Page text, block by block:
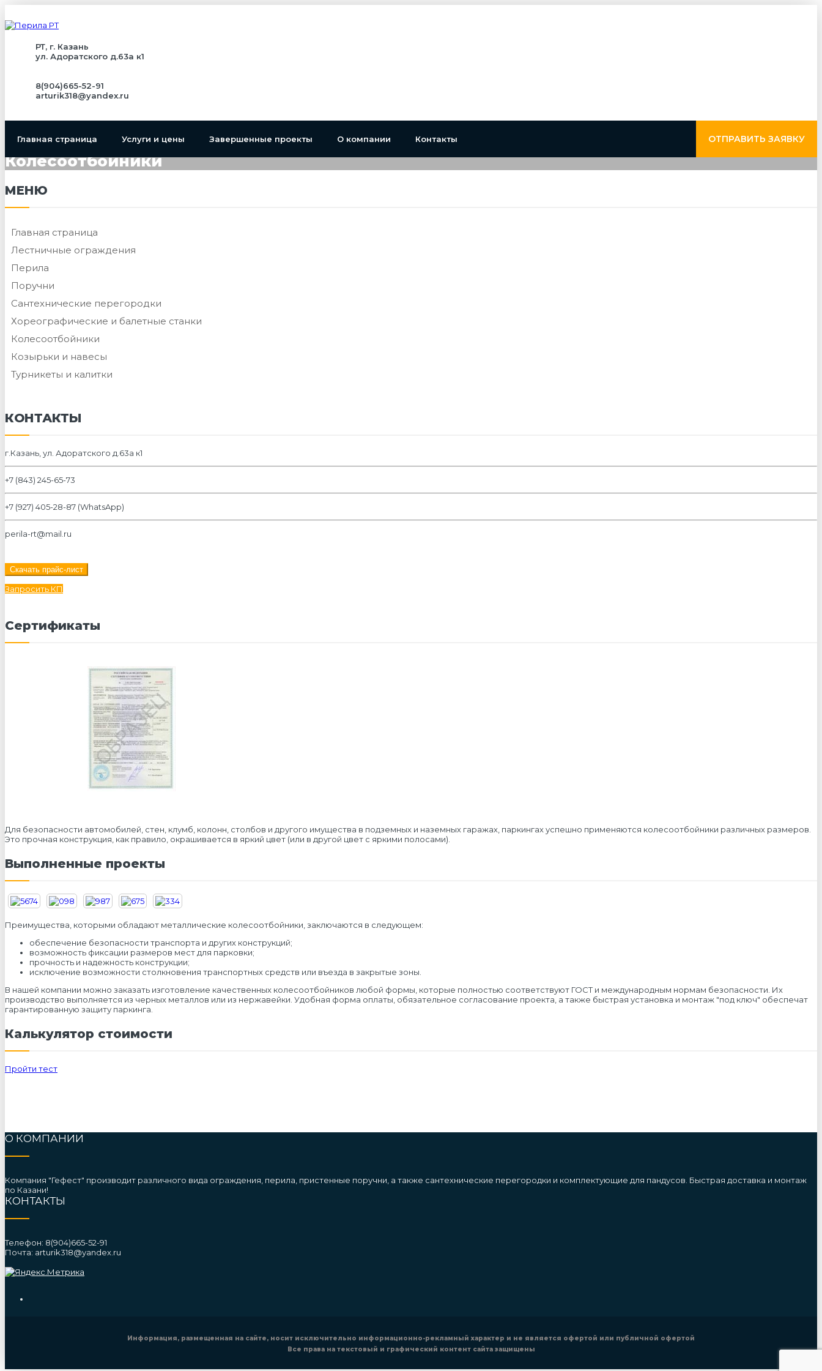
РТ, г. Казань
ул. Адоратского д.63а к1
8(904)665-52-91
arturik318@yandex.ru
Главная страница Услуги и цены Завершенные проекты О компании Контакты ОТПРАВИТЬ ЗАЯВКУ
Колесоотбойники
МЕНЮ
Главная страница
Лестничные ограждения
Перила
Поручни
Сантехнические перегородки
Хореографические и балетные станки
Колесоотбойники
Козырьки и навесы
Турникеты и калитки
КОНТАКТЫ
г.Казань, ул. Адоратского д.63а к1
+7 (843) 245-65-73
+7 (927) 405-28-87 (WhatsApp)
perila-rt@mail.ru
Скачать прайс-лист
Запросить КП
Сертификаты
Для безопасности автомобилей, стен, клумб, колонн, столбов и другого имущества в подземных и наземных гаражах, паркингах успешно применяются колесоотбойники различных размеров.
Это прочная конструкция, как правило, окрашивается в яркий цвет (или в другой цвет с яркими полосами).
Выполненные проекты
Преимущества, которыми обладают металлические колесоотбойники, заключаются в следующем:
обеспечение безопасности транспорта и других конструкций;
возможность фиксации размеров мест для парковки;
прочность и надежность конструкции;
исключение возможности столкновения транспортных средств или въезда в закрытые зоны.
В нашей компании можно заказать изготовление качественных колесоотбойников любой формы, которые полностью соответствуют ГОСТ и международным нормам безопасности. Их
производство выполняется из черных металлов или из нержавейки. Удобная форма оплаты, обязательное согласование проекта, а также быстрая установка и монтаж "под ключ" обеспечат
гарантированную защиту паркинга.
Калькулятор стоимости
Пройти тест
О КОМПАНИИ
Компания "Гефест" производит различного вида ограждения, перила, пристенные поручни, а также сантехнические перегородки и комплектующие для пандусов. Быстрая доставка и монтаж
по Казани!
КОНТАКТЫ
Телефон: 8(904)665-52-91
Почта: arturik318@yandex.ru
Информация, размещенная на сайте, носит исключительно информационно-рекламный характер и не является офертой или публичной офертой
Все права на текстовый и графический контент сайта защищены